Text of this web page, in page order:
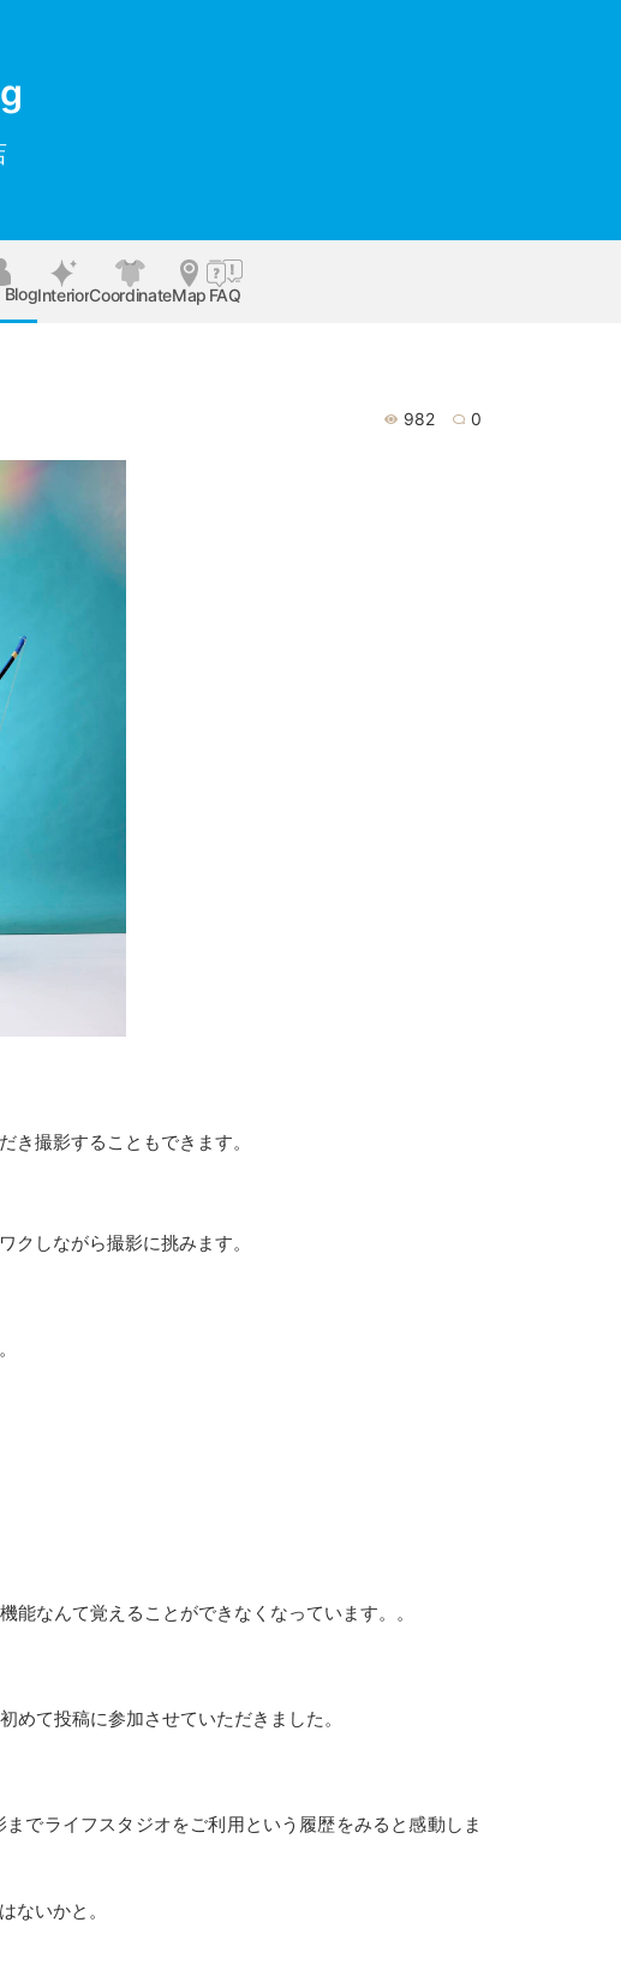
InteriorCoordinateMap FAQ
982 0
撮影することもできます。
クしながら撮影に挑みます。
なんて覚えることができなくなっています。。
て投稿に参加させていただきました。
でライフスタジオをご利用という履歴をみると感動しま
ないかと。